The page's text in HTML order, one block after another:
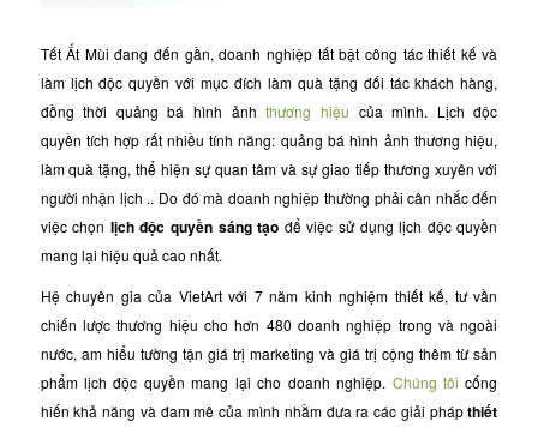
Tết Ất Mùi đang đến gần, doanh nghiệp tất bật công tác thiết kế và
làm lịch độc quyền với mục đích làm quà tặng đối tác khách hàng,
đồng thời quảng bá hình ảnhthương hiệu của mình. L ịch độc
quyền tích hợp rất nhiều tính năng: quảng bá hình ảnh thương hiệu,
làm quà tặng, thể hiện sự quan tâm và sự giao tiếp thương xuyên với
người nhận lịch .. Do đó mà doanh nghiệp thường phải cân nhắc đến
việc chọn lịch độc quyền sáng tạo để việc sử dụng lịch độc quyền
mang lại hiệu quả cao nhất.
Hệ chuyên gia của VietArt với 7 năm kinh nghiệm thiết kế, tư vần
chiến lược thương hiệu cho hơn 480 doanh nghiệp trong và ngoài
nước, am hiểu tường tận giá trị marketing và giá trị cộng thêm từ sản
phẩm lịch độc quyền mang lại cho doanh nghiệp. Chúng tôi cống
hiến khả năng và đam mê của mình nhằm đưa ra các giải phápthiết